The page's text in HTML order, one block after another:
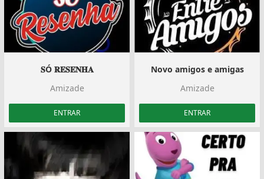
𝐒Ó 𝐑𝐄𝐒𝐄𝐍𝐇𝐀
Amizade
ENTRAR
Novo amigos e amigas
Amizade
ENTRAR